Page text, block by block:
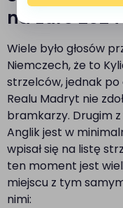
na Euro 2024
Wiele było głosów
Niemczech, że to
strzelców, jednak
Realu Madryt nie
bramkarzy. Drugim
Anglik jest w
wpisał się na listę
ten moment jest
miejscu z tym
nimi: